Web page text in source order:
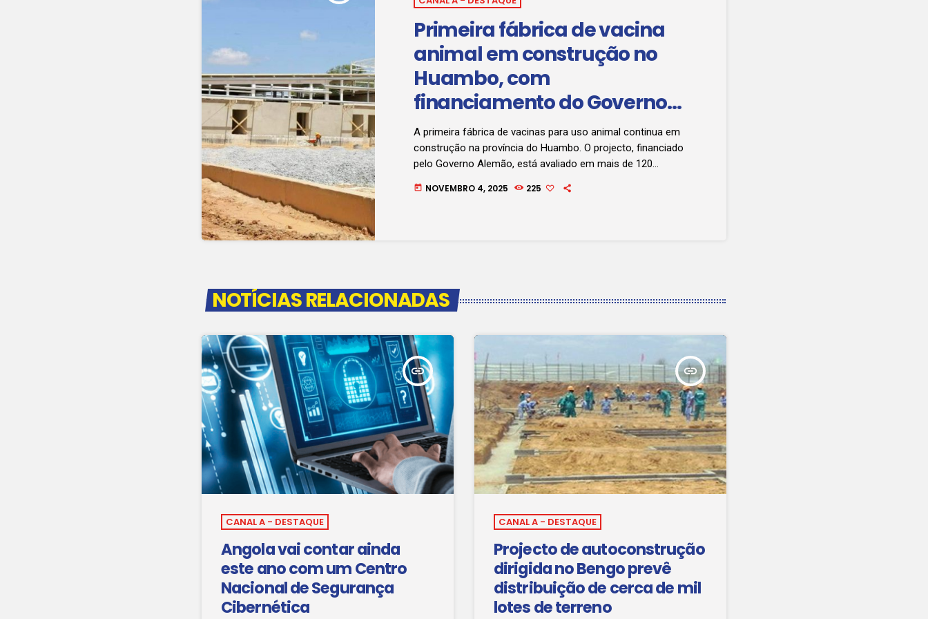
Primeira fábrica de vacina
animal em construção no
Huambo, com
financiamento do Governo
Alemão, promete reforçar a
capacidade nacional de
produção veterinária
A primeira fábrica de vacinas para uso animal continua em
construção na província do Huambo. O projecto, financiado
pelo Governo Alemão, está avaliado em mais de 120
de produção veterinária. Jornalista Francelino Pedro. Clique
today NOVEMBRO 4, 2025 225
NOTÍCIAS RELACIONADAS
insert_link
CANAL A - DESTAQUE
Angola vai contar ainda
este ano com um Centro
Nacional de Segurança
Cibernética
insert_link
CANAL A - DESTAQUE
Projecto de autoconstrução
dirigida no Bengo prevê
distribuição de cerca de mil
lotes de terreno